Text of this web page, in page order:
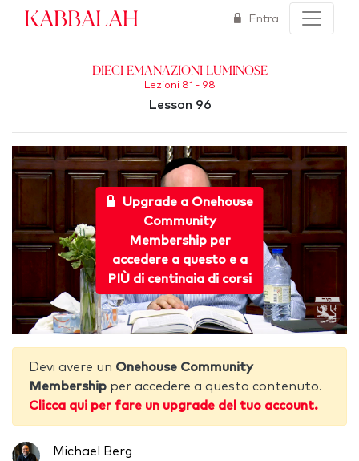
Kabbalah Entra
Dieci Emanazioni Luminose
Lezioni 81 - 98
Lesson 96
Upgrade a Onehouse
Community
Membership per
accedere a questo e a
PIÙ di centinaia di corsi
Devi avere un Onehouse Community
Membership per accedere a questo contenuto.
Clicca qui per fare un upgrade del tuo account.
Michael Berg